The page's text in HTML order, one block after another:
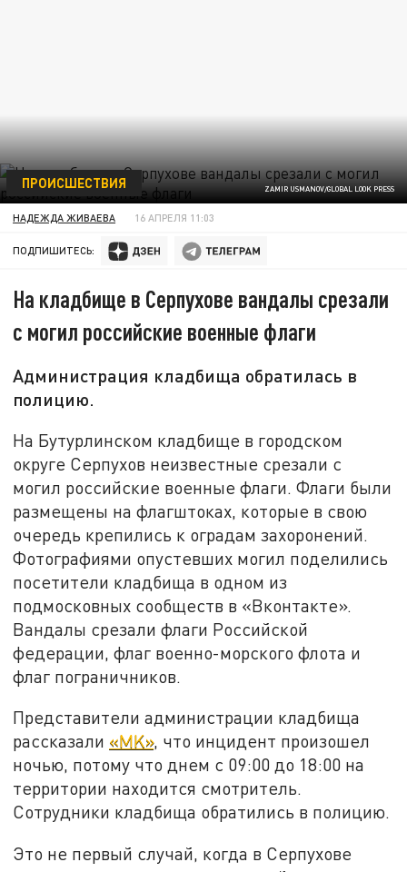
ZAMIR USMANOV/GLOBAL LOOK PRESS
ПРОИСШЕСТВИЯ
НАДЕЖДА ЖИВАЕВА 16 АПРЕЛЯ 11:03
ПОДПИШИТЕСЬ:
На кладбище в Серпухове вандалы срезали
с могил российские военные флаги
Администрация кладбища обратилась в
полицию.
На Бутурлинском кладбище в городском
округе Серпухов неизвестные срезали с
могил российские военные флаги. Флаги были
размещены на флагштоках, которые в свою
очередь крепились к оградам захоронений.
Фотографиями опустевших могил поделились
посетители кладбища в одном из
подмосковных сообществ в «Вконтакте».
Вандалы срезали флаги Российской
федерации, флаг военно-морского флота и
флаг пограничников.
Представители администрации кладбища
рассказали «MK», что инцидент произошел
ночью, потому что днем с 09:00 до 18:00 на
территории находится смотритель.
Сотрудники кладбища обратились в полицию.
Это не первый случай, когда в Серпухове